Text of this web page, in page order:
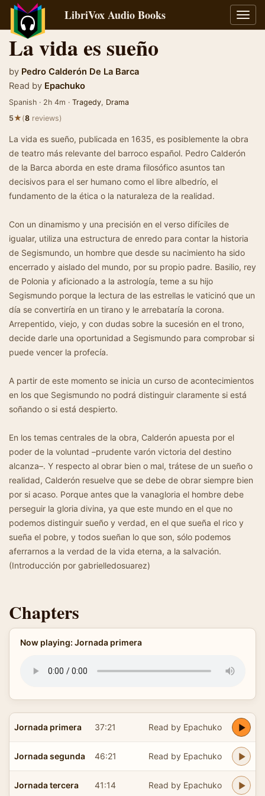
LibriVox Audio Books
La vida es sueño
by Pedro Calderón De La Barca
Read by Epachuko
Spanish · 2h 4m · Tragedy, Drama
5★(8 reviews)
La vida es sueño, publicada en 1635, es posiblemente la obra
de teatro más relevante del barroco español. Pedro Calderón
de la Barca aborda en este drama filosófico asuntos tan
decisivos para el ser humano como el libre albedrío, el
fundamento de la ética o la naturaleza de la realidad.
Con un dinamismo y una precisión en el verso difíciles de
igualar, utiliza una estructura de enredo para contar la historia
de Segismundo, un hombre que desde su nacimiento ha sido
encerrado y aislado del mundo, por su propio padre. Basilio, rey
de Polonia y aficionado a la astrología, teme a su hijo
Segismundo porque la lectura de las estrellas le vaticinó que un
día se convertiría en un tirano y le arrebataría la corona.
Arrepentido, viejo, y con dudas sobre la sucesión en el trono,
decide darle una oportunidad a Segismundo para comprobar si
puede vencer la profecía.
A partir de este momento se inicia un curso de acontecimientos
en los que Segismundo no podrá distinguir claramente si está
soñando o si está despierto.
En los temas centrales de la obra, Calderón apuesta por el
poder de la voluntad –prudente varón victoria del destino
alcanza–. Y respecto al obrar bien o mal, trátese de un sueño o
realidad, Calderón resuelve que se debe de obrar siempre bien
por si acaso. Porque antes que la vanagloria el hombre debe
perseguir la gloria divina, ya que este mundo en el que no
podemos distinguir sueño y verdad, en el que sueña el rico y
sueña el pobre, y todos sueñan lo que son, sólo podemos
aferrarnos a la verdad de la vida eterna, a la salvación.
(Introducción por gabrielledosuarez)
Chapters
Now playing: Jornada primera
Jornada primera 37:21 Read by Epachuko
Jornada segunda 46:21 Read by Epachuko
Jornada tercera 41:14 Read by Epachuko